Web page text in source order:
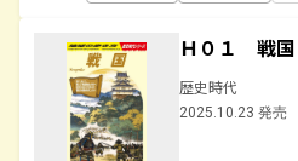
Ｈ０１ 戦国
歴史時代
2025.10.23 発売